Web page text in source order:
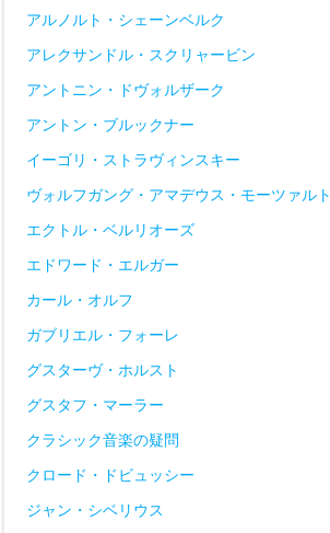
アルノルト・シェーンベルク
アレクサンドル・スクリャービン
アントニン・ドヴォルザーク
アントン・ブルックナー
イーゴリ・ストラヴィンスキー
ヴォルフガング・アマデウス・モーツァルト
エクトル・ベルリオーズ
エドワード・エルガー
カール・オルフ
ガブリエル・フォーレ
グスターヴ・ホルスト
グスタフ・マーラー
クラシック音楽の疑問
クロード・ドビュッシー
ジャン・シベリウス